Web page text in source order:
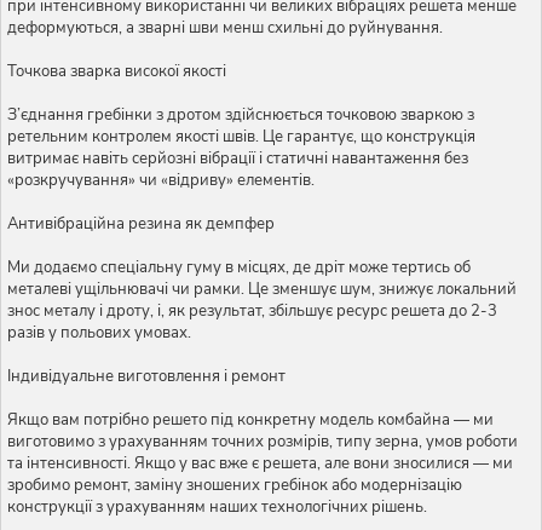
при інтенсивному використанні чи великих вібраціях решета менше
деформуються, а зварні шви менш схильні до руйнування.
Точкова зварка високої якості
З’єднання гребінки з дротом здійснюється точковою зваркою з
ретельним контролем якості швів. Це гарантує, що конструкція
витримає навіть серйозні вібрації і статичні навантаження без
«розкручування» чи «відриву» елементів.
Антивібраційна резина як демпфер
Ми додаємо спеціальну гуму в місцях, де дріт може тертись об
металеві ущільнювачі чи рамки. Це зменшує шум, знижує локальний
знос металу і дроту, і, як результат, збільшує ресурс решета до 2-3
разів у польових умовах.
Індивідуальне виготовлення і ремонт
Якщо вам потрібно решето під конкретну модель комбайна — ми
виготовимо з урахуванням точних розмірів, типу зерна, умов роботи
та інтенсивності. Якщо у вас вже є решета, але вони зносилися — ми
зробимо ремонт, заміну зношених гребінок або модернізацію
конструкції з урахуванням наших технологічних рішень.